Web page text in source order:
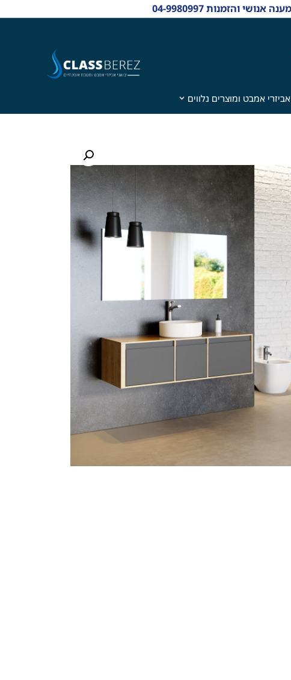
אביזרי אמבט ומוצרים נלווים